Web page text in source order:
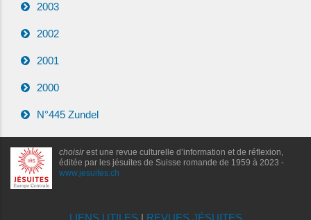
2003
2002
2001
2000
N°445 Zundel
choisirest une revue culturelle d’information et de réflexion,
éditée par les jésuites de Suisse romande de 1959 à 2023 -
www.jesuites.ch
LIENS UTILES| REVUES JÉSUITES